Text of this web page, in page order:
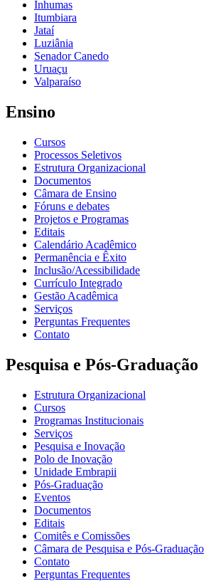
Inhumas
Itumbiara
Jataí
Luziânia
Senador Canedo
Uruaçu
Valparaíso
Ensino
Cursos
Processos Seletivos
Estrutura Organizacional
Documentos
Câmara de Ensino
Fóruns e debates
Projetos e Programas
Editais
Calendário Acadêmico
Permanência e Êxito
Inclusão/Acessibilidade
Currículo Integrado
Gestão Acadêmica
Serviços
Perguntas Frequentes
Contato
Pesquisa e Pós-Graduação
Estrutura Organizacional
Cursos
Programas Institucionais
Serviços
Pesquisa e Inovação
Polo de Inovação
Unidade Embrapii
Pós-Graduação
Eventos
Documentos
Editais
Comitês e Comissões
Câmara de Pesquisa e Pós-Graduação
Contato
Perguntas Frequentes